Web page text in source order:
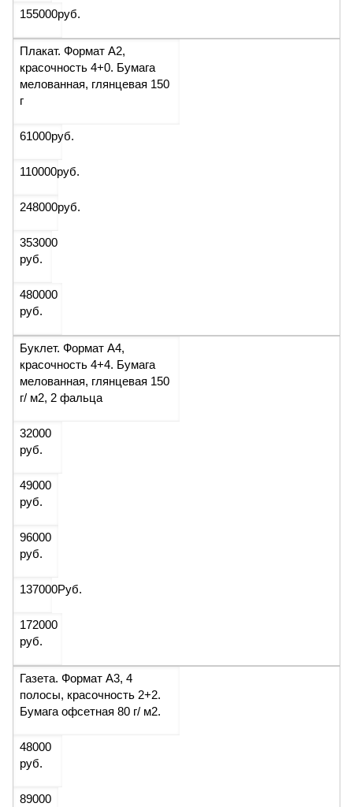
155000руб.
Плакат. Формат А2,
красочность 4+0. Бумага
мелованная, глянцевая 150
г
61000руб.
110000руб.
248000руб.
353000
руб.
480000
руб.
Буклет. Формат А4,
красочность 4+4. Бумага
мелованная, глянцевая 150
г/ м2, 2 фальца
32000
руб.
49000
руб.
96000
руб.
137000Руб.
172000
руб.
Газета. Формат А3, 4
полосы, красочность 2+2.
Бумага офсетная 80 г/ м2.
48000
руб.
89000